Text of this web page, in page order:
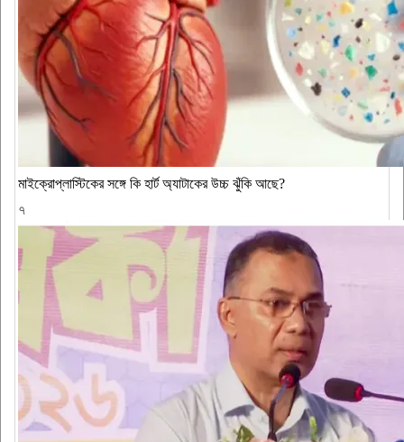
মাইক্রোপ্লাস্টিকের সঙ্গে কি হার্ট অ্যাটাকের উচ্চ ঝুঁকি আছে?
৭